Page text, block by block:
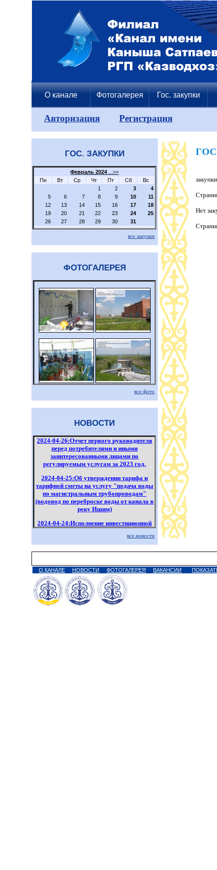
О канале Фотогалерея Гос. закупки
Авторизация Регистрация
ГОС. ЗАКУПКИ
Февраль 2024
...>>
Пн
Вт Ср Чт Пт Сб
Вс
1
2 3
4
5
6 7 8 9 10
11
12
13 14 15 16 17
18
19
20 21 22 23 24
25
26
27 28 29 30 31
все закупки
ФОТОГАЛЕРЕЯ
все фото
НОВОСТИ
2024-04-26:Отчет первого руководителя
перед потребителями и иными
заинтересованными лицами по
регулируемым услугам за 2023 год.
2024-04-25:Об утверждении тарифа и
тарифной сметы на услугу "подача воды
по магистральным трубопроводам"
(водовод по переброске воды от канала в
реку Ишим)
2024-04-24:Исполнение инвестиционной
программы по регулируемым услугам за
2024-04-22:Исполнение инвестиционной
2023 год
все новости
Нет
О КАНАЛЕ НОВОСТИ ФОТОГАЛЕРЕЯ ВАКАНСИИ